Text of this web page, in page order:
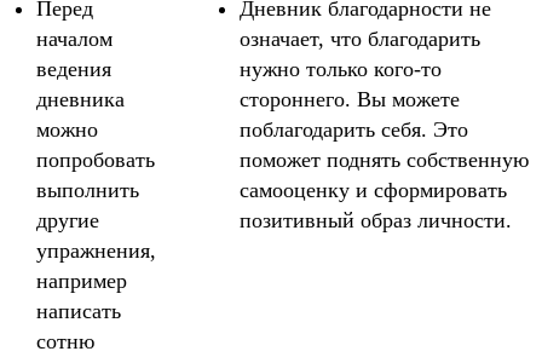
Перед
началом
ведения
дневника
можно
попробовать
выполнить
другие
упражнения,
например
написать
сотню
Дневник благодарности не
означает, что благодарить
нужно только кого-то
стороннего. Вы можете
поблагодарить себя. Это
поможет поднять собственную
самооценку и сформировать
позитивный образ личности.